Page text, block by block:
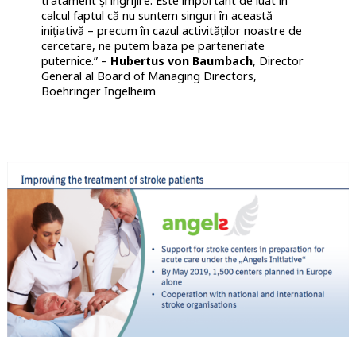
calcul faptul că nu suntem singuri în această
inițiativă – precum în cazul activităților noastre de
cercetare, ne putem baza pe parteneriate
puternice.” – Hubertus von Baumbach, Director
General al Board of Managing Directors,
Boehringer Ingelheim